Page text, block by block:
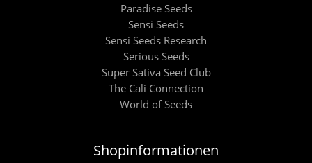
Paradise Seeds
Sensi Seeds
Sensi Seeds Research
Serious Seeds
Super Sativa Seed Club
The Cali Connection
World of Seeds
Shopinformationen